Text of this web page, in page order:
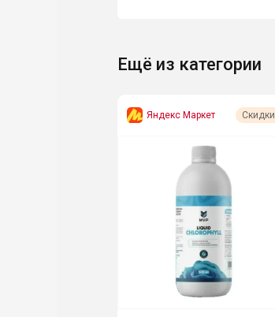
Ещё из категории
Яндекс Маркет Скидки